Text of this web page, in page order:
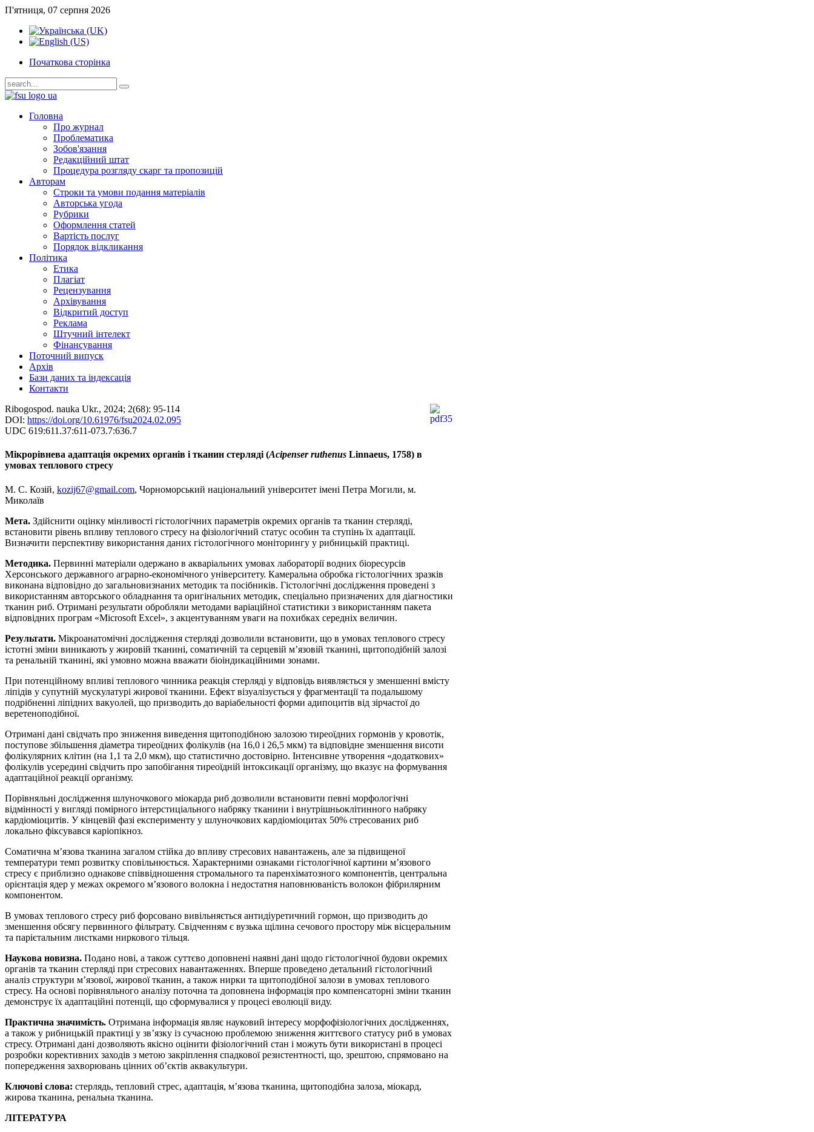
П'ятниця, 07 серпня 2026
Початкова сторінка
Головна
Про журнал
Проблематика
Зобов'язання
Редакційний штат
Процедура розгляду скарг та пропозицій
Авторам
Строки та умови подання матеріалів
Авторська угода
Рубрики
Оформлення статей
Вартість послуг
Порядок відкликання
Політика
Етика
Плагіат
Рецензування
Архівування
Відкритий доступ
Реклама
Штучний інтелект
Фінансування
Поточний випуск
Архів
Бази даних та індексація
Контакти
Ribogospod. nauka Ukr., 2024; 2(68): 95-114
DOI: https://doi.org/10.61976/fsu2024.02.095
UDC 619:611.37:611-073.7:636.7
Мікрорівнева адаптація окремих органів і тканин стерляді (Acipenser ruthenus Linnaeus, 1758) в
умовах теплового стресу
М. С. Козій, kozij67@gmail.com, Чорноморський національний університет імені Петра Могили, м.
Миколаїв
Мета. Здійснити оцінку мінливості гістологічних параметрів окремих органів та тканин стерляді,
встановити рівень впливу теплового стресу на фізіологічний статус особин та ступінь їх адаптації.
Визначити перспективу використання даних гістологічного моніторингу у рибницькій практиці.
Методика. Первинні матеріали одержано в акваріальних умовах лабораторії водних біоресурсів
Херсонського державного аграрно-економічного університету. Камеральна обробка гістологічних зразків
виконана відповідно до загальновизнаних методик та посібників. Гістологічні дослідження проведені з
використанням авторського обладнання та оригінальних методик, спеціально призначених для діагностики
тканин риб. Отримані результати обробляли методами варіаційної статистики з використанням пакета
відповідних програм «Microsoft Excel», з акцентуванням уваги на похибках середніх величин.
Результати. Мікроанатомічні дослідження стерляді дозволили встановити, що в умовах теплового стресу
істотні зміни виникають у жировій тканині, соматичній та серцевій мʼязовій тканині, щитоподібній залозі
та ренальній тканині, які умовно можна вважати біоіндикаційними зонами.
При потенційному впливі теплового чинника реакція стерляді у відповідь виявляється у зменшенні вмісту
ліпідів у супутній мускулатурі жирової тканини. Ефект візуалізується у фрагментації та подальшому
подрібненні ліпідних вакуолей, що призводить до варіабельності форми адипоцитів від зірчастої до
веретеноподібної.
Отримані дані свідчать про зниження виведення щитоподібною залозою тиреоїдних гормонів у кровотік,
поступове збільшення діаметра тиреоїдних фолікулів (на 16,0 і 26,5 мкм) та відповідне зменшення висоти
фолікулярних клітин (на 1,1 та 2,0 мкм), що статистично достовірно. Інтенсивне утворення «додаткових»
фолікулів усередині свідчить про запобігання тиреоїдній інтоксикації організму, що вказує на формування
адаптаційної реакції організму.
Порівняльні дослідження шлуночкового міокарда риб дозволили встановити певні морфологічні
відмінності у вигляді помірного інтерстиціального набряку тканини і внутрішньоклітинного набряку
кардіоміоцитів. У кінцевій фазі експерименту у шлуночкових кардіоміоцитах 50% стресованих риб
локально фіксувався каріопікноз.
Соматична мʼязова тканина загалом стійка до впливу стресових навантажень, але за підвищеної
температури темп розвитку сповільнюється. Характерними ознаками гістологічної картини мʼязового
стресу є приблизно однакове співвідношення стромального та паренхіматозного компонентів, центральна
орієнтація ядер у межах окремого мʼязового волокна і недостатня наповнюваність волокон фібрилярним
компонентом.
В умовах теплового стресу риб форсовано вивільняється антидіуретичний гормон, що призводить до
зменшення обсягу первинного фільтрату. Свідченням є вузька щілина сечового простору між вісцеральним
та парієтальним листками ниркового тільця.
Наукова новизна. Подано нові, а також суттєво доповнені наявні дані щодо гістологічної будови окремих
органів та тканин стерляді при стресових навантаженнях. Вперше проведено детальний гістологічний
аналіз структури мʼязової, жирової тканин, а також нирки та щитоподібної залози в умовах теплового
стресу. На основі порівняльного аналізу поточна та доповнена інформація про компенсаторні зміни тканин
демонструє їх адаптаційні потенції, що сформувалися у процесі еволюції виду.
Практична значимість. Отримана інформація являє науковий інтересу морфофізіологічних дослідженнях,
а також у рибницькій практиці у звʼязку із сучасною проблемою зниження життєвого статусу риб в умовах
стресу. Отримані дані дозволяють якісно оцінити фізіологічний стан і можуть бути використані в процесі
розробки корективних заходів з метою закріплення спадкової резистентності, що, зрештою, спрямовано на
попередження захворювань цінних обʼєктів аквакультури.
Ключові слова: стерлядь, тепловий стрес, адаптація, мʼязова тканина, щитоподібна залоза, міокард,
жирова тканина, ренальна тканина.
ЛІТЕРАТУРА